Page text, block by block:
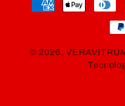
© 2026,